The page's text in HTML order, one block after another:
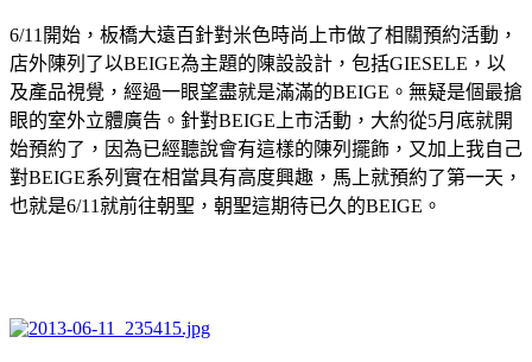
6/11開始，板橋大遠百針對米色時尚上市做了相關預約活動，
店外陳列了以BEIGE為主題的陳設設計，包括GIESELE，以
及產品視覺，經過一眼望盡就是滿滿的BEIGE。無疑是個最搶
眼的室外立體廣告。針對BEIGE上市活動，大約從5月底就開
始預約了，因為已經聽說會有這樣的陳列擺飾，又加上我自己
對BEIGE系列實在相當具有高度興趣，馬上就預約了第一天，
也就是6/11就前往朝聖，朝聖這期待已久的BEIGE。